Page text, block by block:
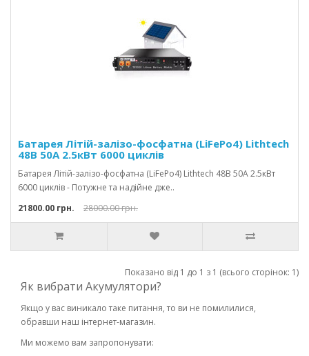
Батарея Літій-залізо-фосфатна (LiFePo4) Lithtech
48В 50A 2.5кВт 6000 циклів
Батарея Літій-залізо-фосфатна (LiFePo4) Lithtech 48В 50A 2.5кВт
6000 циклів - Потужне та надійне дже..
21800.00 грн. 28000.00 грн.
Показано від 1 до 1 з 1 (всього сторінок: 1)
Як вибрати Акумулятори?
Якщо у вас виникало таке питання, то ви не помилилися,
обравши наш інтернет-магазин.
Ми можемо вам запропонувати: